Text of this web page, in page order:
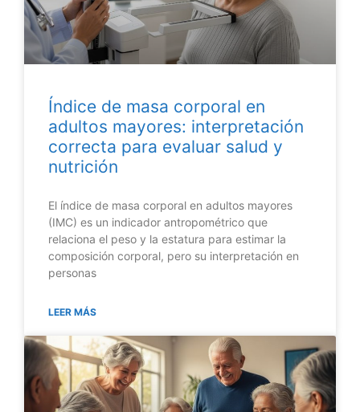
Índice de masa corporal en
adultos mayores: interpretación
correcta para evaluar salud y
nutrición
El índice de masa corporal en adultos mayores
(IMC) es un indicador antropométrico que
relaciona el peso y la estatura para estimar la
composición corporal, pero su interpretación en
personas
LEER MÁS